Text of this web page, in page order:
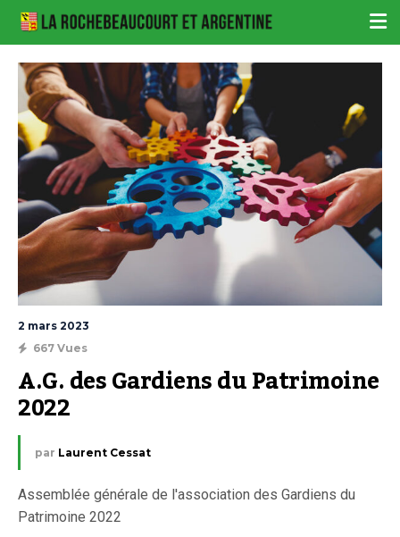
2 mars 2023
667 Vues
A.G. des Gardiens du Patrimoine
2022
par Laurent Cessat
Assemblée générale de l'association des Gardiens du
Patrimoine 2022